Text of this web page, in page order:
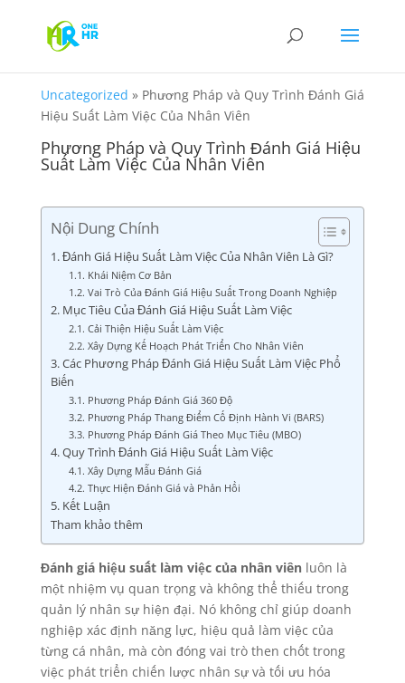
Uncategorized » Phương Pháp và Quy Trình Đánh Giá
Hiệu Suất Làm Việc Của Nhân Viên
Phương Pháp và Quy Trình Đánh Giá Hiệu
Suất Làm Việc Của Nhân Viên
Nội Dung Chính
1. Đánh Giá Hiệu Suất Làm Việc Của Nhân Viên Là Gì?
1.1. Khái Niệm Cơ Bản
1.2. Vai Trò Của Đánh Giá Hiệu Suất Trong Doanh Nghiệp
2. Mục Tiêu Của Đánh Giá Hiệu Suất Làm Việc
2.1. Cải Thiện Hiệu Suất Làm Việc
2.2. Xây Dựng Kế Hoạch Phát Triển Cho Nhân Viên
3. Các Phương Pháp Đánh Giá Hiệu Suất Làm Việc Phổ
Biến
3.1. Phương Pháp Đánh Giá 360 Độ
3.2. Phương Pháp Thang Điểm Cố Định Hành Vi (BARS)
3.3. Phương Pháp Đánh Giá Theo Mục Tiêu (MBO)
4. Quy Trình Đánh Giá Hiệu Suất Làm Việc
4.1. Xây Dựng Mẫu Đánh Giá
4.2. Thực Hiện Đánh Giá và Phản Hồi
5. Kết Luận
Tham khảo thêm
Đánh giá hiệu suất làm việc của nhân viênluôn là
một nhiệm vụ quan trọng và không thể thiếu trong
quản lý nhân sự hiện đại. Nó không chỉ giúp doanh
nghiệp xác định năng lực, hiệu quả làm việc của
từng cá nhân, mà còn đóng vai trò then chốt trong
việc phát triển chiến lược nhân sự và tối ưu hóa